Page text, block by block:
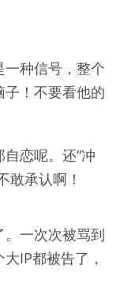
种信号，整个
！不要看他的
恋呢。还“冲
敢承认啊！
一次次被骂到
IP都被告了，